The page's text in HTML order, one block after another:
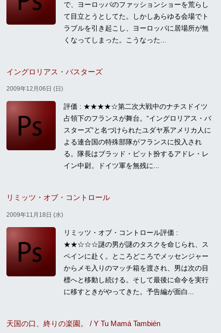
で、ヨーロッパのファッションショーを荒らし
て目立とうとしてた。しかしあらゆる会場でト
ラブルを引き起こし、ヨーロッパに居場所が無
くなってしまった。こうなった...
イングロリアス・バスターズ
2009年12月06日 (日)
評価 : ★★★★☆第二次大戦中のナチスドイツ
占領下のフランスが舞台。“イングロリアス・バ
スターズ”と名づけられたユダヤ系アメリカ人に
よる連合国の特殊部隊がフランスに投入され
る。隊長はブラッド・ピット扮するアドレ・レ
イン中尉。ドイツ軍を無残に...
リミッツ・オブ・コントロール
2009年11月18日 (水)
リミッツ・オブ・コントロール評価 :
★★☆☆☆謎の男が謎のタスクを命じられ、ス
ペインに赴く。ところどころでメッセンジャー
からメモ入りのマッチ箱を渡され、男は次の目
標へと移動し続ける。そして最後に命令を実行
に移すときがやってきた。予告編が面白...
天国の口、終りの楽園。 / Y Tu Mamá También